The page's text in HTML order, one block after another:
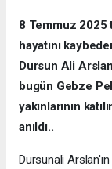
8 Temmuz
hayatını
Dursun Ali
bugün Gebze
yakınlarının
anıldı..
Dursunali